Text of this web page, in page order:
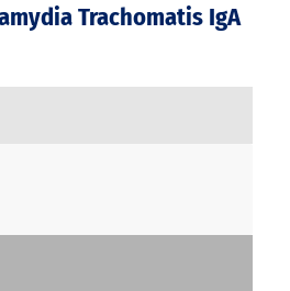
Trachomatis IgA